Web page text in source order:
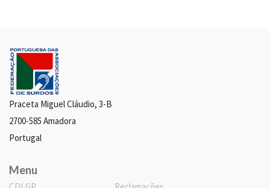
Praceta Miguel Cláudio, 3-B
2700-585 Amadora
Portugal
Menu